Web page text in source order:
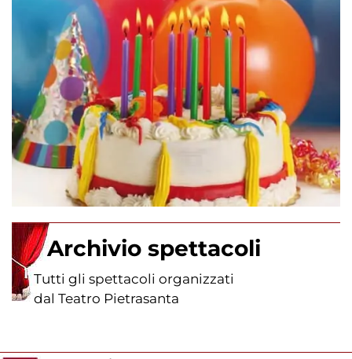
Archivio spettacoli
Tutti gli spettacoli organizzati
dal Teatro Pietrasanta